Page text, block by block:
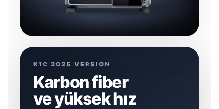
K1C 2025 VERSION
Karbon fiber
ve yüksek hız